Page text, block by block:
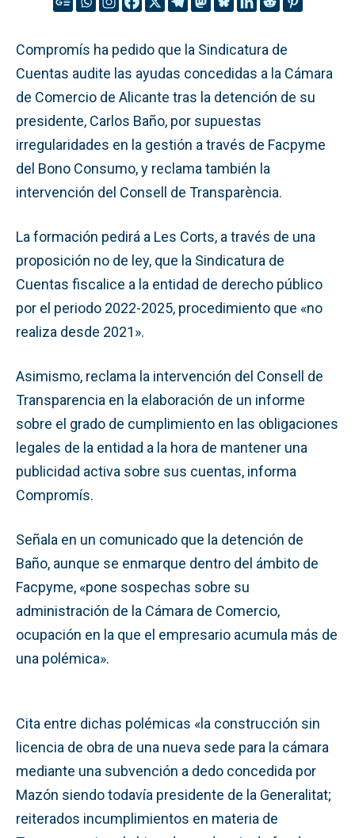
Compromís ha pedido que la Sindicatura de
Cuentas audite las ayudas concedidas a la Cámara
de Comercio de Alicante tras la detención de su
presidente, Carlos Baño, por supuestas
irregularidades en la gestión a través de Facpyme
del Bono Consumo, y reclama también la
intervención del Consell de Transparència.
La formación pedirá a Les Corts, a través de una
proposición no de ley, que la Sindicatura de
Cuentas fiscalice a la entidad de derecho público
por el periodo 2022-2025, procedimiento que «no
realiza desde 2021».
Asimismo, reclama la intervención del Consell de
Transparencia en la elaboración de un informe
sobre el grado de cumplimiento en las obligaciones
legales de la entidad a la hora de mantener una
publicidad activa sobre sus cuentas, informa
Compromís.
Señala en un comunicado que la detención de
Baño, aunque se enmarque dentro del ámbito de
Facpyme, «pone sospechas sobre su
administración de la Cámara de Comercio,
ocupación en la que el empresario acumula más de
una polémica».
Cita entre dichas polémicas «la construcción sin
licencia de obra de una nueva sede para la cámara
mediante una subvención a dedo concedida por
Mazón siendo todavía presidente de la Generalitat;
reiterados incumplimientos en materia de